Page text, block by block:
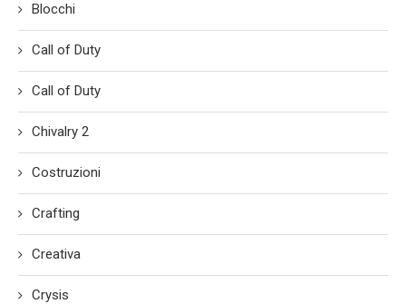
Blocchi
Call of Duty
Call of Duty
Chivalry 2
Costruzioni
Crafting
Creativa
Crysis